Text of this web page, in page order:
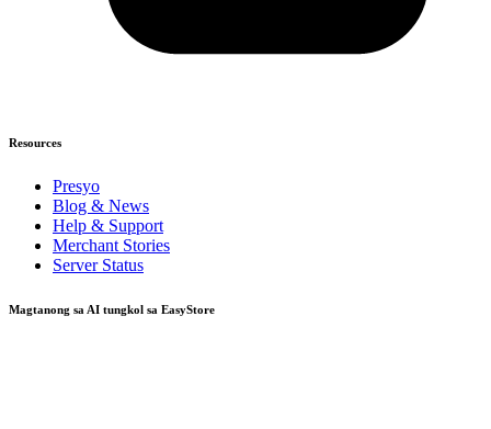
Resources
Presyo
Blog & News
Help & Support
Merchant Stories
Server Status
Magtanong sa AI tungkol sa EasyStore